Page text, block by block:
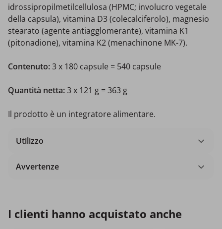
idrossipropilmetilcellulosa (HPMC; involucro vegetale
della capsula), vitamina D3 (colecalciferolo), magnesio
stearato (agente antiagglomerante), vitamina K1
(pitonadione), vitamina K2 (menachinone MK-7).
Contenuto:3 x 180 capsule = 540 capsule
Quantità netta:3 x 121 g = 363 g
Il prodotto è un integratore alimentare.
Utilizzo
Avvertenze
I clienti hanno acquistato anche